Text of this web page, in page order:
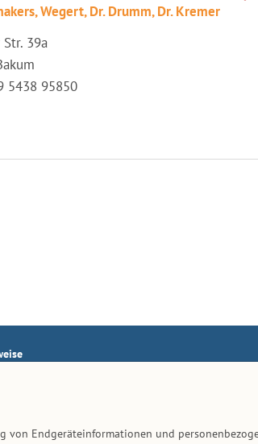
Wegert, Dr. Drumm, Dr. Kremer
Str. 39a
5438 95850
Endgeräteinformationen und